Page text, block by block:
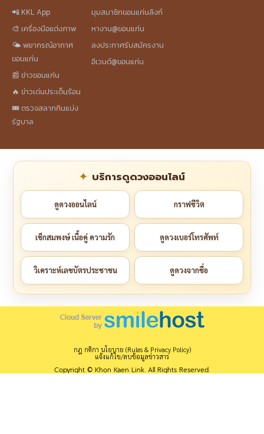
📲 KKL App
🎨 เครื่องมือแต่งภาพ
🌤️ พยากรณ์อากาศ
ขอนแก่น
📰 ข่าวขอนแก่น
🔥 ข่าวเด่นประเด็นร้อน
🎟️ ตรวจสลากกินแบ่ง
รัฐบาล
มุมสมาชิกขอนแก่นลิงก์
หางาน@ขอนแก่น
ลงประกาศรับสมัครงาน
อีเวนต์@ขอนแก่น
บริการดูดวงออนไลน์
ดูดวงออนไลน์ กราฟชีวิต
เช็กสมพงษ์ เนื้อคู่ ความรัก ดูดวงเบอร์โทรศัพท์
วิเคราะห์เลขบัตรประชาชน ดูดวงจากชื่อ
กฎ กติกา นโยบาย (Rules & Privacy Policy)
แจ้งแก้ไข/ลบข้อมูลข่าวสาร
Copyright © Khon Kaen Link. All Rights Reserved.